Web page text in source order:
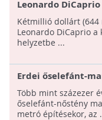
Leonardo
Parkért
Kétmillió dollárt
Leonardo DiCaprio
helyzetbe ...
Erdei őselefánt-
metróban
Több mint százezer
őselefánt-nőstény
metró építésekor, az